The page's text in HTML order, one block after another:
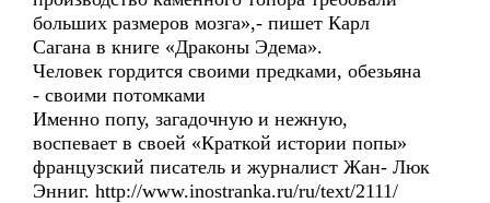
больших размеров мозга»,- пишет Карл
Сагана в книге «Драконы Эдема».
Человек гордится своими предками, обезьяна
- своими потомками
Именно попу, загадочную и нежную,
воспевает в своей «Краткой истории попы»
французский писатель и журналист Жан- Люк
Энниг. http://www.inostranka.ru/ru/text/2111/